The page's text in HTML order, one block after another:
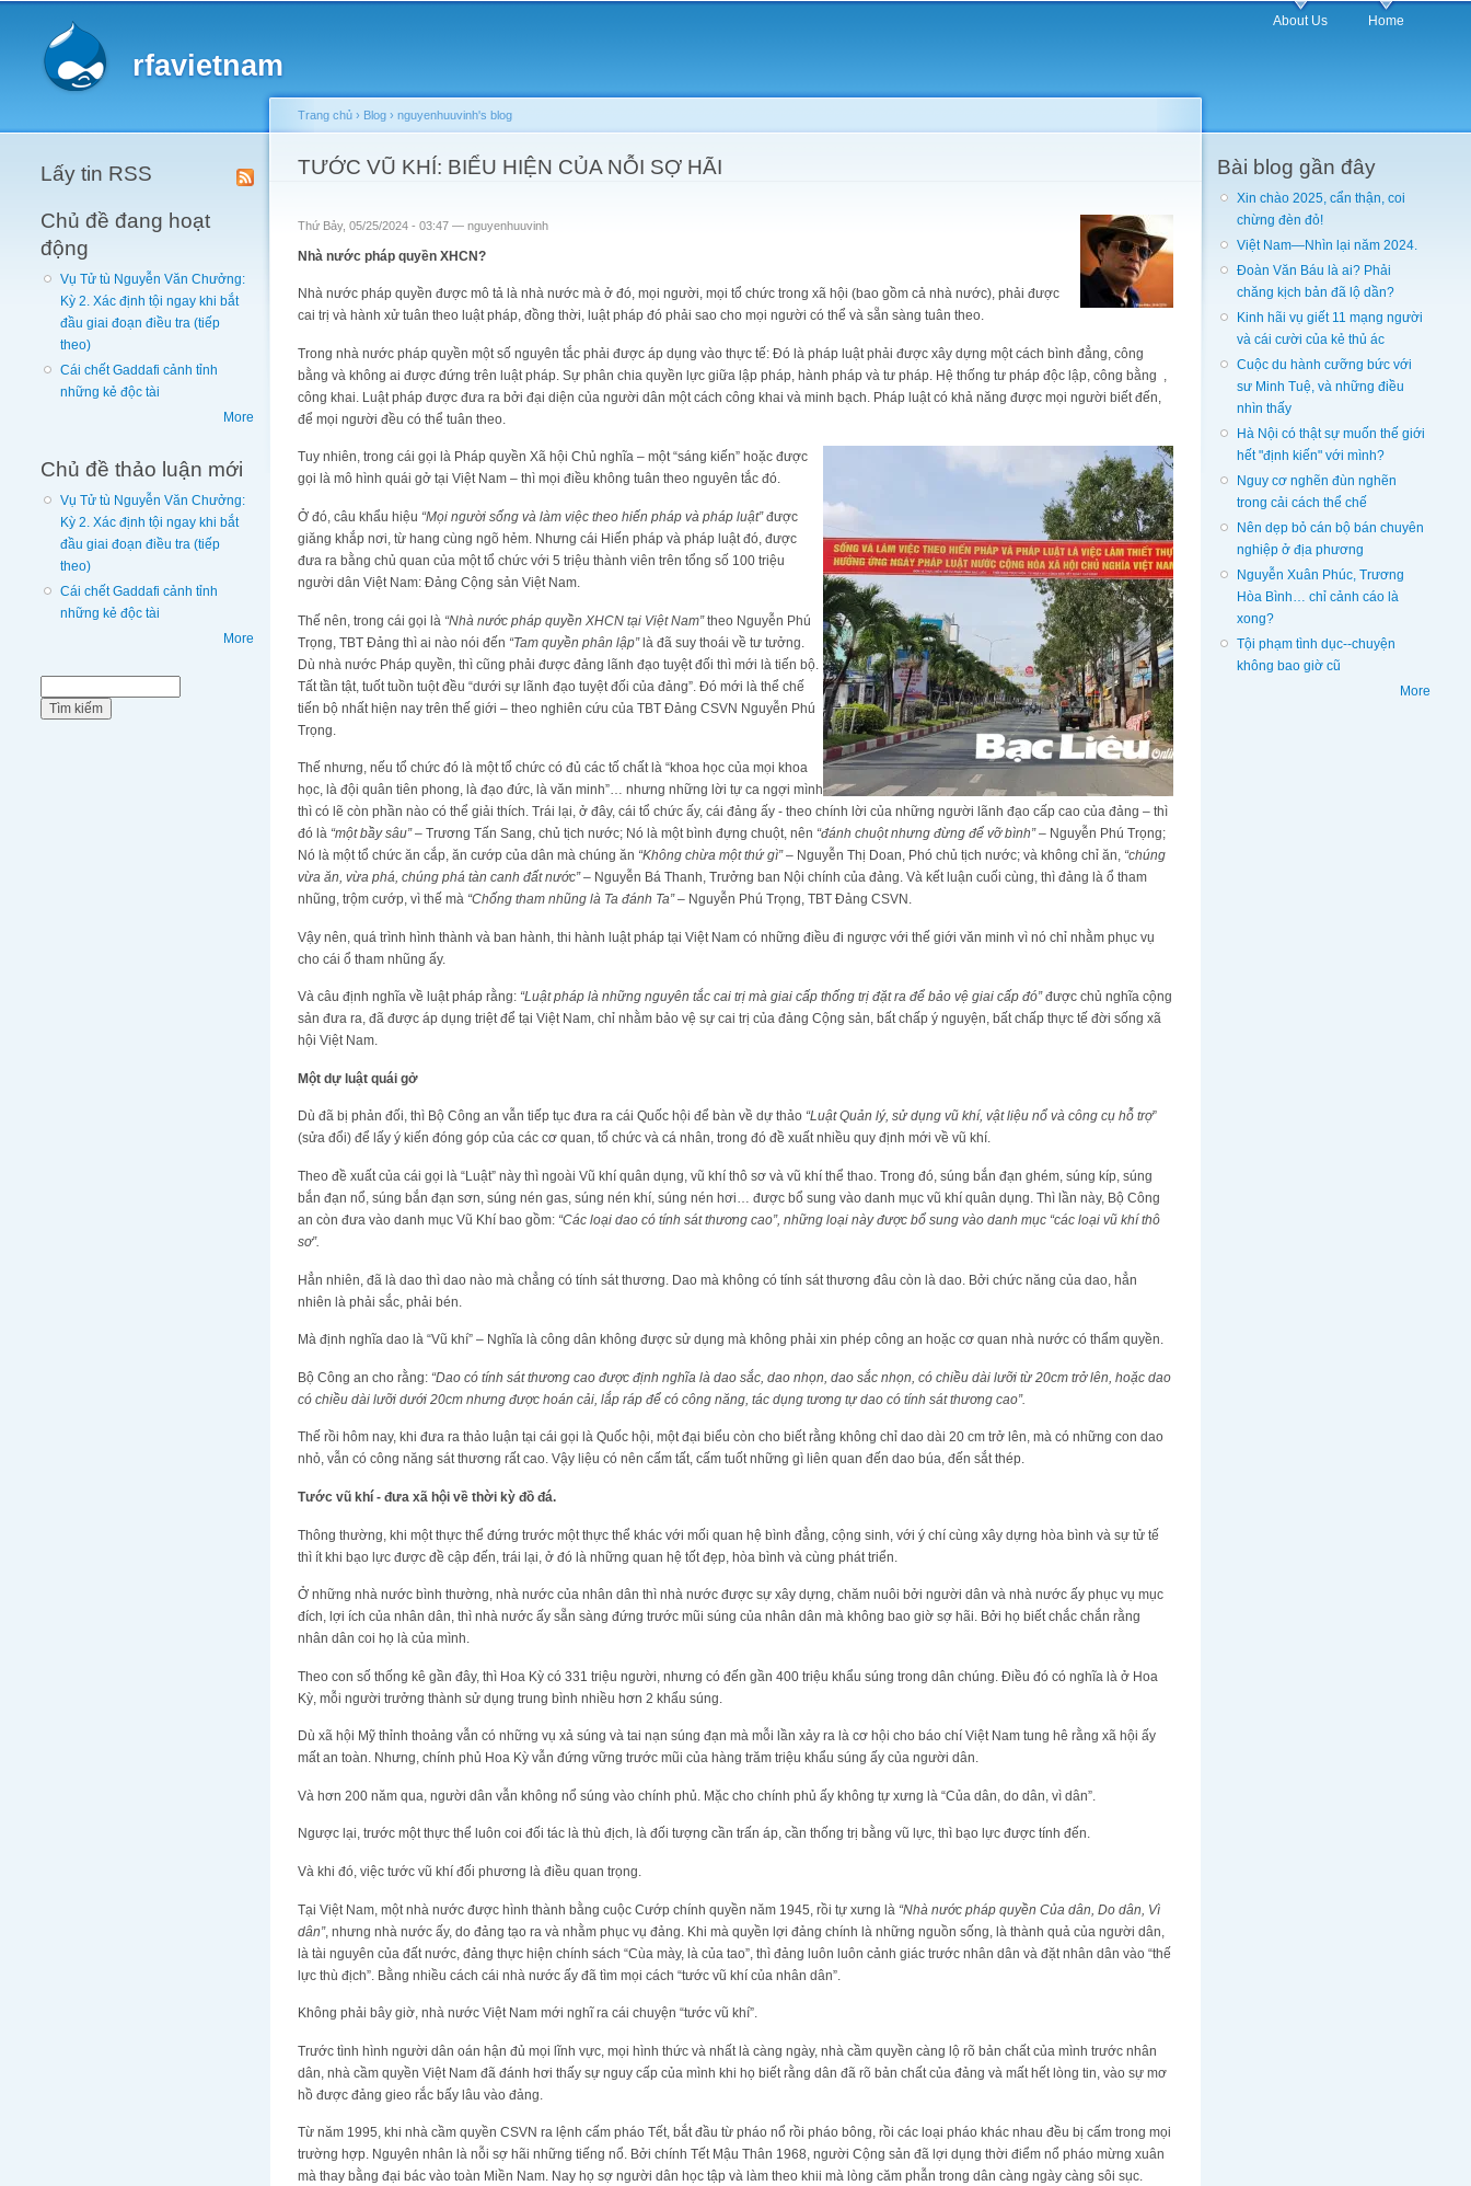
rfavietnam
About Us Home
Lấy tin RSS
Chủ đề đang hoạt
động
Vụ Tử tù Nguyễn Văn Chưởng:
Kỳ 2. Xác định tội ngay khi bắt
đầu giai đoạn điều tra (tiếp
theo)
Cái chết Gaddafi cảnh tỉnh
những kẻ độc tài
More
Chủ đề thảo luận mới
Vụ Tử tù Nguyễn Văn Chưởng:
Kỳ 2. Xác định tội ngay khi bắt
đầu giai đoạn điều tra (tiếp
theo)
Cái chết Gaddafi cảnh tỉnh
những kẻ độc tài
More
You are here
Trang chủ › Blog › nguyenhuuvinh's blog
TƯỚC VŨ KHÍ: BIỂU HIỆN CỦA NỖI SỢ HÃI
Thứ Bảy, 05/25/2024 - 03:47 — nguyenhuuvinh
Nhà nước pháp quyền XHCN?
Nhà nước pháp quyền được mô tả là nhà nước mà ở đó, mọi người, mọi tổ chức trong xã hội (bao gồm cả nhà nước), phải được
cai trị và hành xử tuân theo luật pháp, đồng thời, luật pháp đó phải sao cho mọi người có thể và sẵn sàng tuân theo.
Trong nhà nước pháp quyền một số nguyên tắc phải được áp dụng vào thực tế: Đó là pháp luật phải được xây dựng một cách bình đẳng, công
bằng và không ai được đứng trên luật pháp. Sự phân chia quyền lực giữa lập pháp, hành pháp và tư pháp. Hệ thống tư pháp độc lập, công bằng ,
công khai. Luật pháp được đưa ra bởi đại diện của người dân một cách công khai và minh bạch. Pháp luật có khả năng được mọi người biết đến,
để mọi người đều có thể tuân theo.
Tuy nhiên, trong cái gọi là Pháp quyền Xã hội Chủ nghĩa – một “sáng kiến” hoặc được
gọi là mô hình quái gở tại Việt Nam – thì mọi điều không tuân theo nguyên tắc đó.
Ở đó, câu khẩu hiệu “Mọi người sống và làm việc theo hiến pháp và pháp luật”được
giăng khắp nơi, từ hang cùng ngõ hẻm. Nhưng cái Hiến pháp và pháp luật đó, được
đưa ra bằng chủ quan của một tổ chức với 5 triệu thành viên trên tổng số 100 triệu
người dân Việt Nam: Đảng Cộng sản Việt Nam.
Thế nên, trong cái gọi là “Nhà nước pháp quyền XHCN tại Việt Nam”theo Nguyễn Phú
Trọng, TBT Đảng thì ai nào nói đến “Tam quyền phân lập”là đã suy thoái về tư tưởng.
Dù nhà nước Pháp quyền, thì cũng phải được đảng lãnh đạo tuyệt đối thì mới là tiến bộ.
Tất tần tật, tuốt tuồn tuột đều “dưới sự lãnh đạo tuyệt đối của đảng”. Đó mới là thể chế
tiến bộ nhất hiện nay trên thế giới – theo nghiên cứu của TBT Đảng CSVN Nguyễn Phú
Trọng.
Thế nhưng, nếu tổ chức đó là một tổ chức có đủ các tố chất là “khoa học của mọi khoa
học, là đội quân tiên phong, là đạo đức, là văn minh”… nhưng những lời tự ca ngợi mình
thì có lẽ còn phần nào có thể giải thích. Trái lại, ở đây, cái tổ chức ấy, cái đảng ấy - theo chính lời của những người lãnh đạo cấp cao của đảng – thì
đó là “một bầy sâu”– Trương Tấn Sang, chủ tịch nước; Nó là một bình đựng chuột, nên “đánh chuột nhưng đừng để vỡ bình”– Nguyễn Phú Trọng;
Nó là một tổ chức ăn cắp, ăn cướp của dân mà chúng ăn “Không chừa một thứ gì”– Nguyễn Thị Doan, Phó chủ tịch nước; và không chỉ ăn, “chúng
vừa ăn, vừa phá, chúng phá tàn canh đất nước”– Nguyễn Bá Thanh, Trưởng ban Nội chính của đảng. Và kết luận cuối cùng, thì đảng là ổ tham
nhũng, trộm cướp, vì thế mà “Chống tham nhũng là Ta đánh Ta”– Nguyễn Phú Trọng, TBT Đảng CSVN.
Vậy nên, quá trình hình thành và ban hành, thi hành luật pháp tại Việt Nam có những điều đi ngược với thế giới văn minh vì nó chỉ nhằm phục vụ
cho cái ổ tham nhũng ấy.
Và câu định nghĩa về luật pháp rằng: “Luật pháp là những nguyên tắc cai trị mà giai cấp thống trị đặt ra để bảo vệ giai cấp đó”được chủ nghĩa cộng
sản đưa ra, đã được áp dụng triệt để tại Việt Nam, chỉ nhằm bảo vệ sự cai trị của đảng Cộng sản, bất chấp ý nguyện, bất chấp thực tế đời sống xã
hội Việt Nam.
Một dự luật quái gở
Dù đã bị phản đối, thì Bộ Công an vẫn tiếp tục đưa ra cái Quốc hội để bàn về dự thảo “Luật Quản lý, sử dụng vũ khí, vật liệu nổ và công cụ hỗ trợ”
(sửa đổi) để lấy ý kiến đóng góp của các cơ quan, tổ chức và cá nhân, trong đó đề xuất nhiều quy định mới về vũ khí.
Theo đề xuất của cái gọi là “Luật” này thì ngoài Vũ khí quân dụng, vũ khí thô sơ và vũ khí thể thao. Trong đó, súng bắn đạn ghém, súng kíp, súng
bắn đạn nổ, súng bắn đạn sơn, súng nén gas, súng nén khí, súng nén hơi… được bổ sung vào danh mục vũ khí quân dụng. Thì lần này, Bộ Công
an còn đưa vào danh mục Vũ Khí bao gồm: “Các loại dao có tính sát thương cao”, những loại này được bổ sung vào danh mục “các loại vũ khí thô
sơ”.
Hẳn nhiên, đã là dao thì dao nào mà chẳng có tính sát thương. Dao mà không có tính sát thương đâu còn là dao. Bởi chức năng của dao, hẳn
nhiên là phải sắc, phải bén.
Mà định nghĩa dao là “Vũ khí” – Nghĩa là công dân không được sử dụng mà không phải xin phép công an hoặc cơ quan nhà nước có thẩm quyền.
Bộ Công an cho rằng: “Dao có tính sát thương cao được định nghĩa là dao sắc, dao nhọn, dao sắc nhọn, có chiều dài lưỡi từ 20cm trở lên, hoặc dao
có chiều dài lưỡi dưới 20cm nhưng được hoán cải, lắp ráp để có công năng, tác dụng tương tự dao có tính sát thương cao”.
Thế rồi hôm nay, khi đưa ra thảo luận tại cái gọi là Quốc hội, một đại biểu còn cho biết rằng không chỉ dao dài 20 cm trở lên, mà có những con dao
nhỏ, vẫn có công năng sát thương rất cao. Vậy liệu có nên cấm tất, cấm tuốt những gì liên quan đến dao búa, đến sắt thép.
Tước vũ khí - đưa xã hội về thời kỳ đồ đá.
Thông thường, khi một thực thể đứng trước một thực thể khác với mối quan hệ bình đẳng, cộng sinh, với ý chí cùng xây dựng hòa bình và sự tử tế
thì ít khi bạo lực được đề cập đến, trái lại, ở đó là những quan hệ tốt đẹp, hòa bình và cùng phát triển.
Ở những nhà nước bình thường, nhà nước của nhân dân thì nhà nước được sự xây dựng, chăm nuôi bởi người dân và nhà nước ấy phục vụ mục
đích, lợi ích của nhân dân, thì nhà nước ấy sẵn sàng đứng trước mũi súng của nhân dân mà không bao giờ sợ hãi. Bởi họ biết chắc chắn rằng
nhân dân coi họ là của mình.
Theo con số thống kê gần đây, thì Hoa Kỳ có 331 triệu người, nhưng có đến gần 400 triệu khẩu súng trong dân chúng. Điều đó có nghĩa là ở Hoa
Kỳ, mỗi người trưởng thành sử dụng trung bình nhiều hơn 2 khẩu súng.
Dù xã hội Mỹ thỉnh thoảng vẫn có những vụ xả súng và tai nạn súng đạn mà mỗi lần xảy ra là cơ hội cho báo chí Việt Nam tung hê rằng xã hội ấy
mất an toàn. Nhưng, chính phủ Hoa Kỳ vẫn đứng vững trước mũi của hàng trăm triệu khẩu súng ấy của người dân.
Và hơn 200 năm qua, người dân vẫn không nổ súng vào chính phủ. Mặc cho chính phủ ấy không tự xưng là “Của dân, do dân, vì dân”.
Ngược lại, trước một thực thể luôn coi đối tác là thù địch, là đối tượng cần trấn áp, cần thống trị bằng vũ lực, thì bạo lực được tính đến.
Và khi đó, việc tước vũ khí đối phương là điều quan trọng.
Tại Việt Nam, một nhà nước được hình thành bằng cuộc Cướp chính quyền năm 1945, rồi tự xưng là “Nhà nước pháp quyền Của dân, Do dân, Vì
dân”, nhưng nhà nước ấy, do đảng tạo ra và nhằm phục vụ đảng. Khi mà quyền lợi đảng chính là những nguồn sống, là thành quả của người dân,
là tài nguyên của đất nước, đảng thực hiện chính sách “Cùa mày, là của tao”, thì đảng luôn luôn cảnh giác trước nhân dân và đặt nhân dân vào “thế
lực thù địch”. Bằng nhiều cách cái nhà nước ấy đã tìm mọi cách “tước vũ khí của nhân dân”.
Không phải bây giờ, nhà nước Việt Nam mới nghĩ ra cái chuyện “tước vũ khí”.
Trước tình hình người dân oán hận đủ mọi lĩnh vực, mọi hình thức và nhất là càng ngày, nhà cầm quyền càng lộ rõ bản chất của mình trước nhân
dân, nhà cầm quyền Việt Nam đã đánh hơi thấy sự nguy cấp của mình khi họ biết rằng dân đã rõ bản chất của đảng và mất hết lòng tin, vào sự mơ
hồ được đảng gieo rắc bấy lâu vào đảng.
Từ năm 1995, khi nhà cầm quyền CSVN ra lệnh cấm pháo Tết, bắt đầu từ pháo nổ rồi pháo bông, rồi các loại pháo khác nhau đều bị cấm trong mọi
trường hợp. Nguyên nhân là nỗi sợ hãi những tiếng nổ. Bởi chính Tết Mậu Thân 1968, người Cộng sản đã lợi dụng thời điểm nổ pháo mừng xuân
mà thay bằng đại bác vào toàn Miền Nam. Nay họ sợ người dân học tập và làm theo khii mà lòng căm phẫn trong dân càng ngày càng sôi sục.
Bài blog gần đây
Xin chào 2025, cẩn thận, coi
chừng đèn đỏ!
Việt Nam—Nhìn lại năm 2024.
Đoàn Văn Báu là ai? Phải
chăng kịch bản đã lộ dần?
Kinh hãi vụ giết 11 mạng người
và cái cười của kẻ thủ ác
Cuộc du hành cưỡng bức với
sư Minh Tuệ, và những điều
nhìn thấy
Hà Nội có thật sự muốn thế giới
hết "định kiến" với mình?
Nguy cơ nghẽn đùn nghẽn
trong cải cách thể chế
Nên dẹp bỏ cán bộ bán chuyên
nghiệp ở địa phương
Nguyễn Xuân Phúc, Trương
Hòa Bình… chỉ cảnh cáo là
xong?
Tội phạm tình dục--chuyện
không bao giờ cũ
More